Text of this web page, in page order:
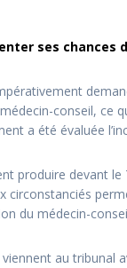
ses chances
conseil, ce
a été évaluée
produire devant le
circonstanciés
du médecin-
au tribunal